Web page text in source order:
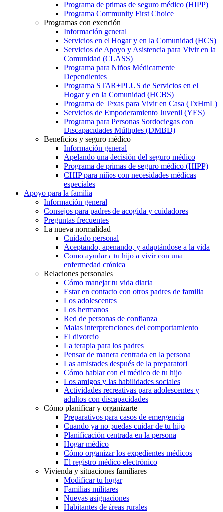
Programa de primas de seguro médico (HIPP)
Programa Community First Choice
Programas con exención
Información general
Servicios en el Hogar y en la Comunidad (HCS)
Servicios de Apoyo y Asistencia para Vivir en la
Comunidad (CLASS)
Programa para Niños Médicamente
Dependientes
Programa STAR+PLUS de Servicios en el
Hogar y en la Comunidad (HCBS)
Programa de Texas para Vivir en Casa (TxHmL)
Servicios de Empoderamiento Juvenil (YES)
Programa para Personas Sordociegas con
Discapacidades Múltiples (DMBD)
Beneficios y seguro médico
Información general
Apelando una decisión del seguro médico
Programa de primas de seguro médico (HIPP)
CHIP para niños con necesidades médicas
especiales
Apoyo para la familia
Información general
Consejos para padres de acogida y cuidadores
Preguntas frecuentes
La nueva normalidad
Cuidado personal
Aceptando, apenando, y adaptándose a la vida
Como ayudar a tu hijo a vivir con una
enfermedad crónica
Relaciones personales
Cómo manejar tu vida diaria
Estar en contacto con otros padres de familia
Los adolescentes
Los hermanos
Red de personas de confianza
Malas interpretaciones del comportamiento
El divorcio
La terapia para los padres
Pensar de manera centrada en la persona
Las amistades después de la preparatori
Cómo hablar con el médico de tu hijo
Los amigos y las habilidades sociales
Actividades recreativas para adolescentes y
adultos con discapacidades
Cómo planificar y organizarte
Preparativos para casos de emergencia
Cuando ya no puedas cuidar de tu hijo
Planificación centrada en la persona
Hogar médico
Cómo organizar los expedientes médicos
El registro médico electrónico
Vivienda y situaciones familiares
Modificar tu hogar
Familias militares
Nuevas asignaciones
Habitantes de áreas rurales